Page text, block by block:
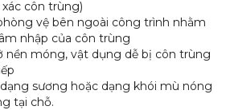
côn trùng)
vệ bên ngoài công trình nhằm
nhập của côn trùng
nền móng, vật dụng dễ bị côn trùng
sương hoặc dạng khói mù nóng
tại chỗ.